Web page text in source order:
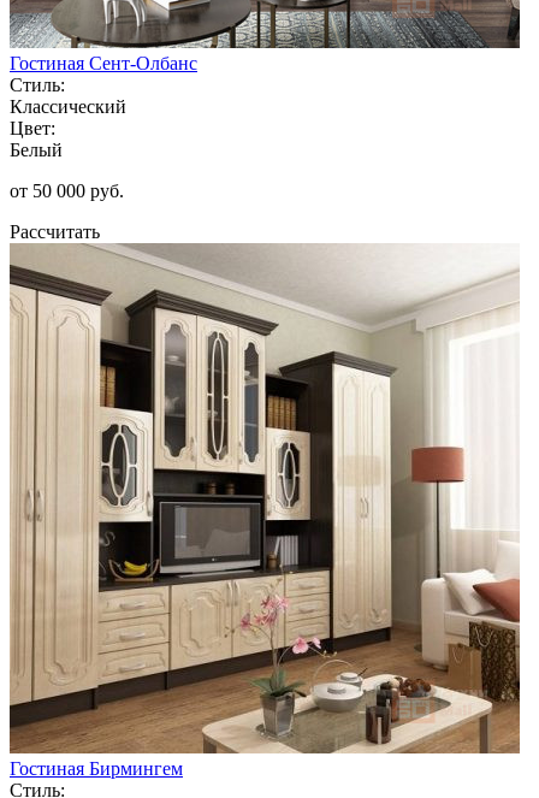
Гостиная Сент-Олбанс
Стиль:
Классический
Цвет:
Белый
от 50 000 руб.
Рассчитать
Гостиная Бирмингем
Стиль: